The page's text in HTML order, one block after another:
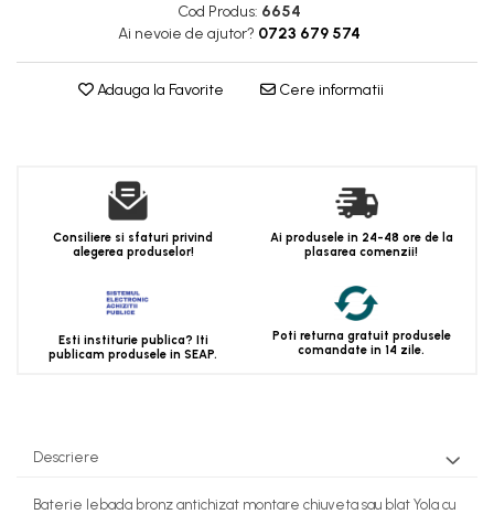
Cod Produs: 6654
Ai nevoie de ajutor? 0723 679 574
Adauga la Favorite Cere informatii
Consiliere si sfaturi privind
alegerea produselor!
Ai produsele in 24-48 ore de la
plasarea comenzii!
Esti institurie publica? Iti
publicam produsele in SEAP.
Poti returna gratuit produsele
comandate in 14 zile.
Descriere
Baterie lebada bronz antichizat montare chiuveta sau blat Yola cu